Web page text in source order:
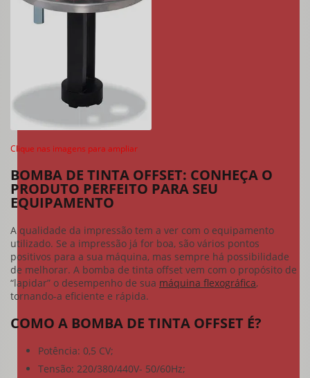
Clique nas imagens para ampliar
BOMBA DE TINTA OFFSET: CONHEÇA O
PRODUTO PERFEITO PARA SEU
EQUIPAMENTO
A qualidade da impressão tem a ver com o equipamento
utilizado. Se a impressão já for boa, são vários pontos
positivos para a sua máquina, mas sempre há possibilidade
de melhorar. A bomba de tinta offset vem com o propósito de
“lapidar” o desempenho de sua máquina flexográfica,
tornando-a eficiente e rápida.
COMO A BOMBA DE TINTA OFFSET É?
Potência: 0,5 CV;
Tensão: 220/380/440V- 50/60Hz;